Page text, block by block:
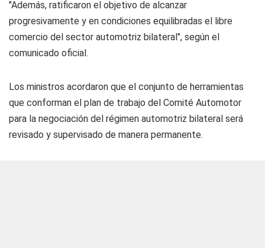
"Además, ratificaron el objetivo de alcanzar
progresivamente y en condiciones equilibradas el libre
comercio del sector automotriz bilateral", según el
comunicado oficial.
Los ministros acordaron que el conjunto de herramientas
que conforman el plan de trabajo del Comité Automotor
para la negociación del régimen automotriz bilateral será
revisado y supervisado de manera permanente.